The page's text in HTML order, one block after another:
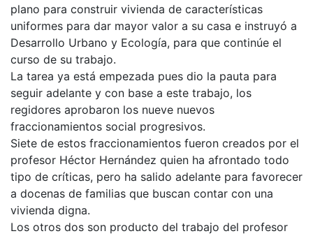
plano para construir vivienda de características
uniformes para dar mayor valor a su casa e instruyó a
Desarrollo Urbano y Ecología, para que continúe el
curso de su trabajo.
La tarea ya está empezada pues dio la pauta para
seguir adelante y con base a este trabajo, los
regidores aprobaron los nueve nuevos
fraccionamientos social progresivos.
Siete de estos fraccionamientos fueron creados por el
profesor Héctor Hernández quien ha afrontado todo
tipo de críticas, pero ha salido adelante para favorecer
a docenas de familias que buscan contar con una
vivienda digna.
Los otros dos son producto del trabajo del profesor